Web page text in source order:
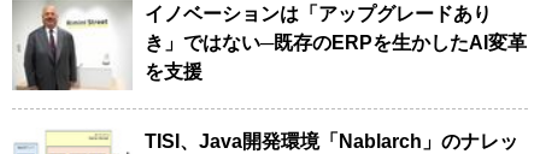
イノベーションは「アップグレードあり
き」ではない─既存のERPを生かしたAI変革
を支援
TISI、Java開発環境「Nablarch」のナレッ